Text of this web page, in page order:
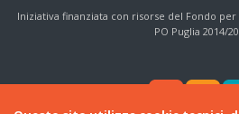
Iniziativa finanziata con risorse del Fondo
PO Puglia 2014/